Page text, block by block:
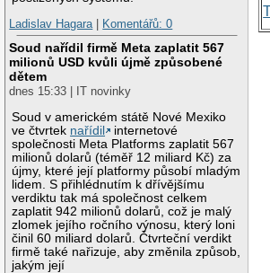
Ladislav Hagara| Komentářů: 0
Soud nařídil firmě Meta zaplatit 567
milionů USD kvůli újmě způsobené
dětem
dnes 15:33 | IT novinky
Soud v americkém státě Nové Mexiko
ve čtvrtek nařídil
internetové
společnosti Meta Platforms zaplatit 567
milionů dolarů (téměř 12 miliard Kč) za
újmy, které její platformy působí mladým
lidem. S přihlédnutím k dřívějšímu
verdiktu tak má společnost celkem
zaplatit 942 milionů dolarů, což je malý
zlomek jejího ročního výnosu, který loni
činil 60 miliard dolarů. Čtvrteční verdikt
firmě také nařizuje, aby změnila způsob,
jakým její